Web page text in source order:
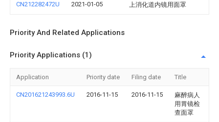
CN212282472U 2021-01-05 上消化道内镜用面罩
Priority And Related Applications
Priority Applications (1)
Application Priority date Filing date Title
CN201621243993.6U 2016-11-15 2016-11-15
麻醉病人
用胃镜检
查面罩